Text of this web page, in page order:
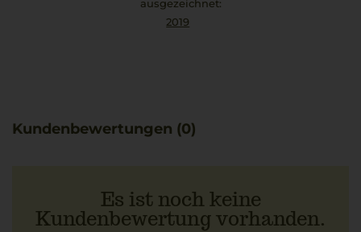
ausgezeichnet:
2019
Kundenbewertungen (0)
Es ist noch keine
Kundenbewertung vorhanden.